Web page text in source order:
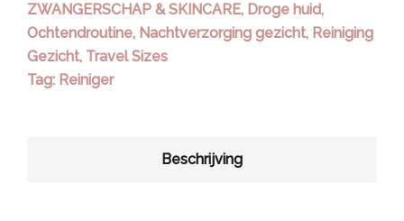
ZWANGERSCHAP & SKINCARE, Droge huid,
Ochtendroutine, Nachtverzorging gezicht, Reiniging
Gezicht, Travel Sizes
Tag: Reiniger
Beschrijving